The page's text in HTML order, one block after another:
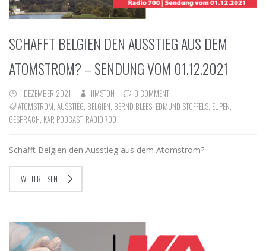
SCHAFFT BELGIEN DEN AUSSTIEG AUS DEM
ATOMSTROM? – SENDUNG VOM 01.12.2021
1 DEZEMBER 2021 JIMSTON
0 COMMENT
ATOMSTROM, AUSSTIEG, BELGIEN, BERND BLEES, EDMUND STOFFELS, EUPEN,
GESPRÄCH, KAP, PODCAST, RADIO 700
Schafft Belgien den Ausstieg aus dem Atomstrom?
WEITERLESEN